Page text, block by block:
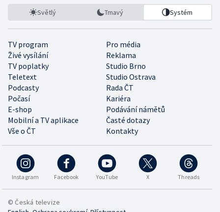
Světlý Tmavý Systém
TV program
Pro média
Živé vysílání
Reklama
TV poplatky
Studio Brno
Teletext
Studio Ostrava
Podcasty
Rada ČT
Počasí
Kariéra
E-shop
Podávání námětů
Mobilní a TV aplikace
Časté dotazy
Vše o ČT
Kontakty
Instagram Facebook YouTube X Threads
© Česká televize